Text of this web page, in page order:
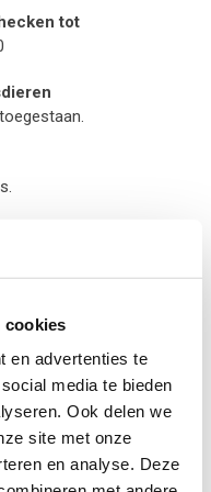
cookies
en advertenties te
media te bieden
Ook delen we
site met onze
en analyse. Deze
tot